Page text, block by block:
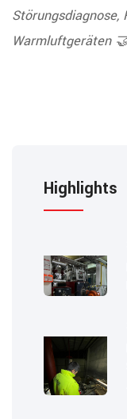
Warmluftgeräten
Highlights